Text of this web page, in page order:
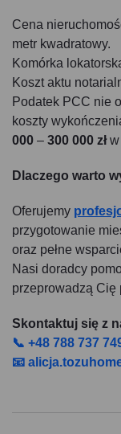
Cena
metr kwadratowy.
Komórka
Koszt aktu
Podatek PCC nie
koszty
000 – 300 000 złw
Dlaczego warto
Oferujemy
przygotowanie
oraz pełne
Nasi doradcy
przeprowadzą Cię
Skontaktuj się z
📞 +48 788 737
📧